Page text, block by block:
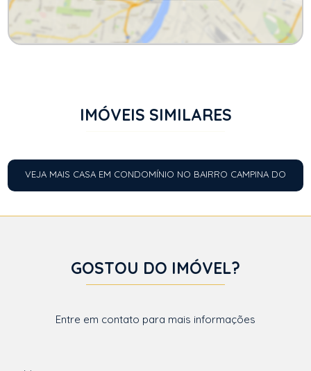
IMÓVEIS SIMILARES
VEJA MAIS CASA EM CONDOMÍNIO NO BAIRRO CAMPINA DO
GOSTOU DO IMÓVEL?
Entre em contato para mais informações